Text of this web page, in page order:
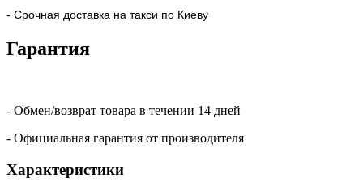
- Срочная доставка на такси по Киеву
Гарантия
- Обмен/возврат товара в течении 14 дней
- Официальная гарантия от производителя
Характеристики